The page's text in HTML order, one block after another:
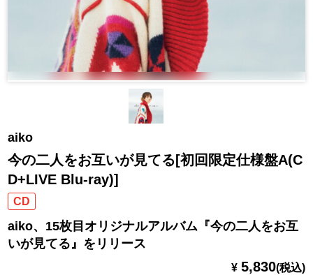
aiko
今の二人をお互いが見てる[初回限定仕様盤A(C
D+LIVE Blu-ray)]
CD
aiko、15枚目オリジナルアルバム『今の二人をお互
いが見てる』をリリース
¥ 5,830(税込)